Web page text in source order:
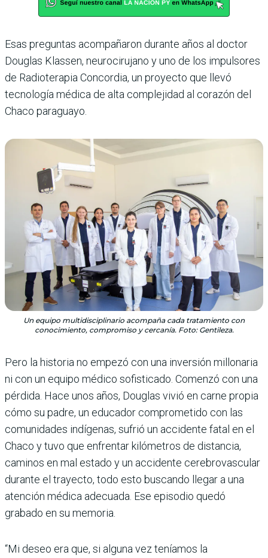
Esas preguntas acompañaron durante años al doctor
Douglas Klassen, neurocirujano y uno de los impulsores
de Radioterapia Concordia, un proyecto que llevó
tecnología médica de alta complejidad al corazón del
Chaco paraguayo.
Un equipo multidisciplinario acompaña cada tratamiento con
conocimiento, compromiso y cercanía. Foto: Gentileza.
Pero la historia no empezó con una inversión millonaria
ni con un equipo médico sofisticado. Comenzó con una
pérdida. Hace unos años, Douglas vivió en carne propia
cómo su padre, un educador comprometido con las
comunidades indígenas, sufrió un accidente fatal en el
Chaco y tuvo que enfrentar kilómetros de distancia,
caminos en mal estado y un accidente cerebrovascular
durante el trayecto, todo esto buscando llegar a una
atención médica adecuada. Ese episodio quedó
grabado en su memoria.
“Mi deseo era que, si alguna vez teníamos la